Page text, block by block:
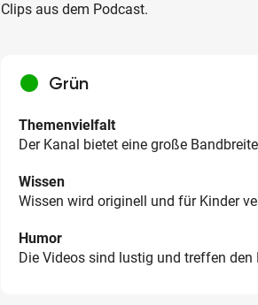
Clips aus dem Podcast.
circle Grün
Themenvielfalt
Der Kanal bietet eine große
Wissen
Wissen wird originell und für Kinder
Humor
Die Videos sind lustig und treffen